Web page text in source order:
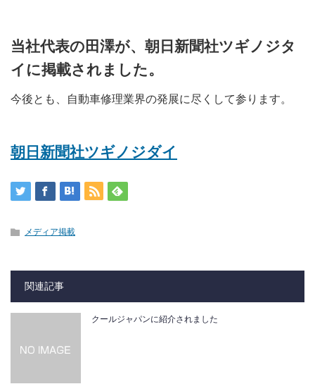
当社代表の田澤が、朝日新聞社ツギノジタ
イに掲載されました。
今後とも、自動車修理業界の発展に尽くして参ります。
朝日新聞社ツギノジダイ
メディア掲載
関連記事
クールジャパンに紹介されました